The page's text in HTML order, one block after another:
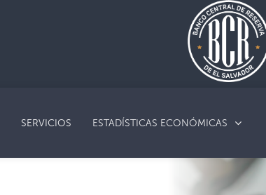
SERVICIOS ESTADÍSTICAS ECONÓMICAS